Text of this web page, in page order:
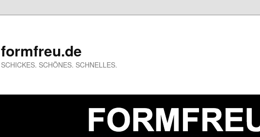
formfreu.de
SCHICKES. SCHÖNES. SCHNELLES.